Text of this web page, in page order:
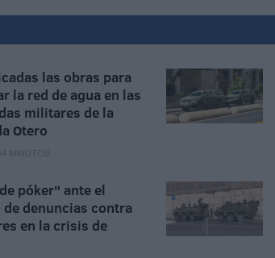
las obras para
la red de agua en las
militares de la
Otero
MINUTOS
póker" ante el
denuncias contra
en la crisis de